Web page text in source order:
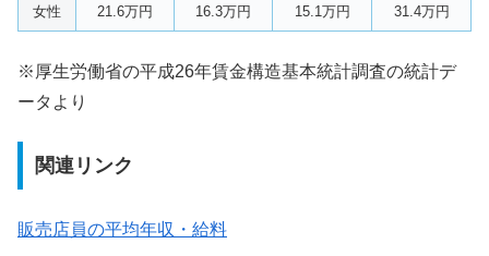
女性 21.6万円 16.3万円 15.1万円 31.4万円
※厚生労働省の平成26年賃金構造基本統計調査の統計デ
ータより
関連リンク
販売店員の平均年収・給料